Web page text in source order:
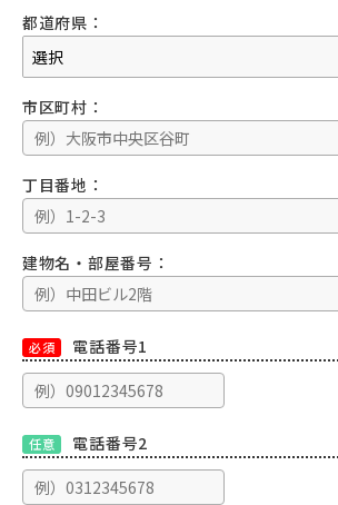
都道府県：
市区町村：
丁目番地：
建物名・部屋番号：
必須 電話番号1
任意 電話番号2